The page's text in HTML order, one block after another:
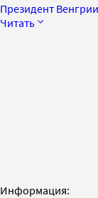
Президент
Читать
Информация: